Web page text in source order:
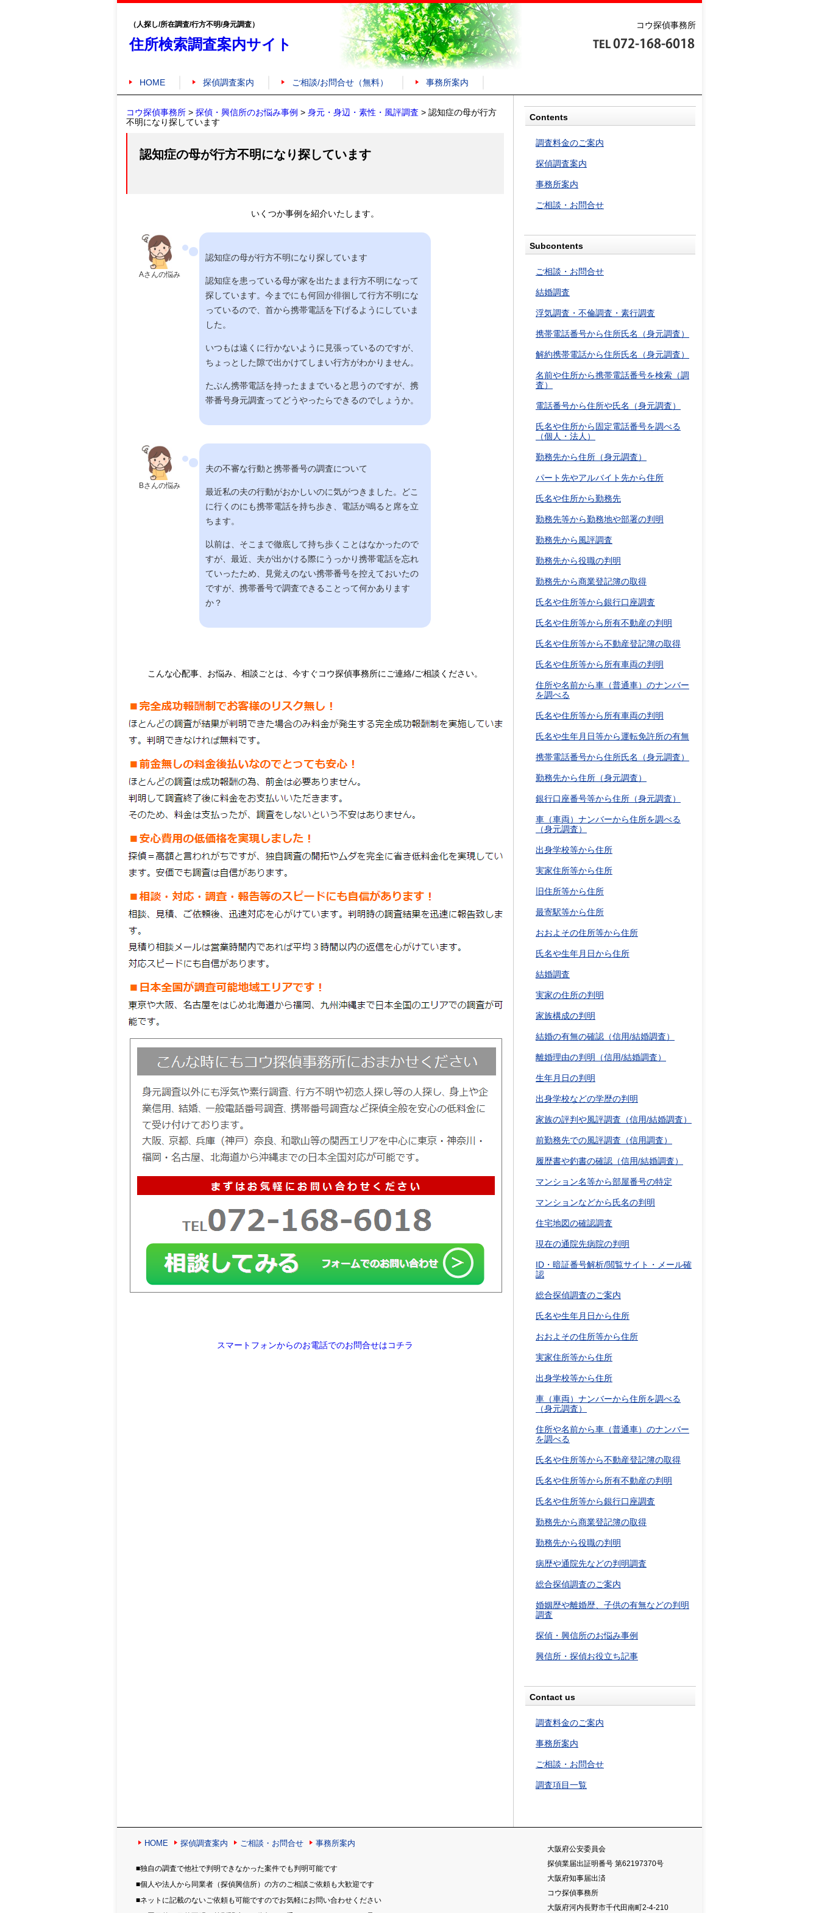
（人探し/所在調査/行方不明/身元調査）
住所検索調査案内サイト
コウ探偵事務所
HOME 探偵調査案内 ご相談/お問合せ（無料） 事務所案内
コウ探偵事務所 > 探偵・興信所のお悩み事例 > 身元・身辺・素性・風評調査 > 認知症の母が行方
不明になり探しています
認知症の母が行方不明になり探しています
いくつか事例を紹介いたします。
Aさんの悩み
認知症の母が行方不明になり探しています
認知症を患っている母が家を出たまま行方不明になって
探しています。今までにも何回か徘徊して行方不明にな
っているので、首から携帯電話を下げるようにしていま
した。
いつもは遠くに行かないように見張っているのですが、
ちょっとした隙で出かけてしまい行方がわかりません。
たぶん携帯電話を持ったままでいると思うのですが、携
帯番号身元調査ってどうやったらできるのでしょうか。
Bさんの悩み
夫の不審な行動と携帯番号の調査について
最近私の夫の行動がおかしいのに気がつきました。どこ
に行くのにも携帯電話を持ち歩き、電話が鳴ると席を立
ちます。
以前は、そこまで徹底して持ち歩くことはなかったので
すが、最近、夫が出かける際にうっかり携帯電話を忘れ
ていったため、見覚えのない携帯番号を控えておいたの
ですが、携帯番号で調査できることって何かあります
か？
こんな心配事、お悩み、相談ごとは、今すぐコウ探偵事務所にご連絡/ご相談ください。
スマートフォンからのお電話でのお問合せはコチラ
Contents
調査料金のご案内
探偵調査案内
事務所案内
ご相談・お問合せ
Subcontents
ご相談・お問合せ
結婚調査
浮気調査・不倫調査・素行調査
携帯電話番号から住所氏名（身元調査）
解約携帯電話から住所氏名（身元調査）
名前や住所から携帯電話番号を検索（調
査）
電話番号から住所や氏名（身元調査）
氏名や住所から固定電話番号を調べる
（個人・法人）
勤務先から住所（身元調査）
パート先やアルバイト先から住所
氏名や住所から勤務先
勤務先等から勤務地や部署の判明
勤務先から風評調査
勤務先から役職の判明
勤務先から商業登記簿の取得
氏名や住所等から銀行口座調査
氏名や住所等から所有不動産の判明
氏名や住所等から不動産登記簿の取得
氏名や住所等から所有車両の判明
住所や名前から車（普通車）のナンバー
を調べる
氏名や住所等から所有車両の判明
氏名や生年月日等から運転免許所の有無
携帯電話番号から住所氏名（身元調査）
勤務先から住所（身元調査）
銀行口座番号等から住所（身元調査）
車（車両）ナンバーから住所を調べる
（身元調査）
出身学校等から住所
実家住所等から住所
旧住所等から住所
最寄駅等から住所
おおよその住所等から住所
氏名や生年月日から住所
結婚調査
実家の住所の判明
家族構成の判明
結婚の有無の確認（信用/結婚調査）
離婚理由の判明（信用/結婚調査）
生年月日の判明
出身学校などの学歴の判明
家族の評判や風評調査（信用/結婚調査）
前勤務先での風評調査（信用調査）
履歴書や釣書の確認（信用/結婚調査）
マンション名等から部屋番号の特定
マンションなどから氏名の判明
住宅地図の確認調査
現在の通院先病院の判明
ID・暗証番号解析/閲覧サイト・メール確
認
総合探偵調査のご案内
氏名や生年月日から住所
おおよその住所等から住所
実家住所等から住所
出身学校等から住所
車（車両）ナンバーから住所を調べる
（身元調査）
住所や名前から車（普通車）のナンバー
を調べる
氏名や住所等から不動産登記簿の取得
氏名や住所等から所有不動産の判明
氏名や住所等から銀行口座調査
勤務先から商業登記簿の取得
勤務先から役職の判明
病歴や通院先などの判明調査
総合探偵調査のご案内
婚姻歴や離婚歴、子供の有無などの判明
調査
探偵・興信所のお悩み事例
興信所・探偵お役立ち記事
Contact us
調査料金のご案内
事務所案内
ご相談・お問合せ
調査項目一覧
HOME 探偵調査案内 ご相談・お問合せ 事務所案内
■独自の調査で他社で判明できなかった案件でも判明可能です
■個人や法人から同業者（探偵興信所）の方のご相談ご依頼も大歓迎です
■ネットに記載のないご依頼も可能ですのでお気軽にお問い合わせください
大阪府公安委員会
探偵業届出証明番号 第62197370号
大阪府知事届出済
コウ探偵事務所
大阪府河内長野市千代田南町2-4-210